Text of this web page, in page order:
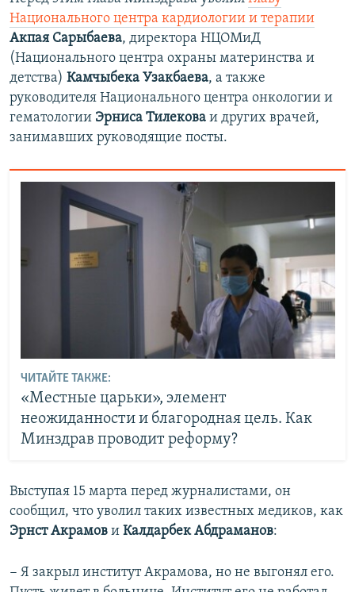
Национального центра кардиологии и терапии
Акпая Сарыбаева, директора НЦОМиД
(Национального центра охраны материнства и
детства) Камчыбека Узакбаева, а также
руководителя Национального центра онкологии и
гематологии Эрниса Тилекова и других врачей,
занимавших руководящие посты.
ЧИТАЙТЕ ТАКЖЕ:
«Местные царьки», элемент
неожиданности и благородная цель. Как
Минздрав проводит реформу?
Выступая 15 марта перед журналистами, он
сообщил, что уволил таких известных медиков, как
Эрнст Акрамов и Калдарбек Абдраманов:
− Я закрыл институт Акрамова, но не выгонял его.